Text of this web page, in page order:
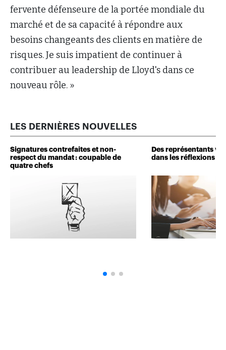
fervente défenseure de la portée mondiale du
marché et de sa capacité à répondre aux
besoins changeants des clients en matière de
risques. Je suis impatient de continuer à
contribuer au leadership de Lloyd's dans ce
nouveau rôle. »
LES DERNIÈRES NOUVELLES
Signatures contrefaites et non-
respect du mandat : coupable de
quatre chefs
Des représentants
dans les réflexions de